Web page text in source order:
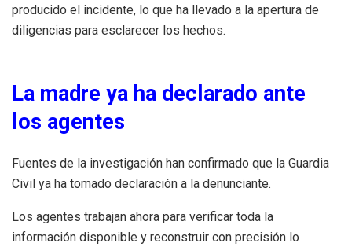
producido el incidente, lo que ha llevado a la apertura de
diligencias para esclarecer los hechos.
La madre ya ha declarado ante
los agentes
Fuentes de la investigación han confirmado que la Guardia
Civil ya ha tomado declaración a la denunciante.
Los agentes trabajan ahora para verificar toda la
información disponible y reconstruir con precisión lo